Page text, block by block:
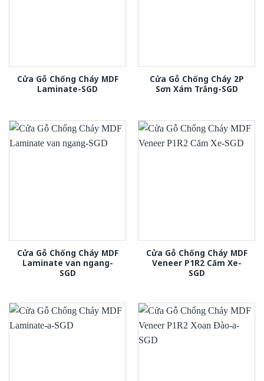
Cửa Gỗ Chống Cháy MDF
Laminate-SGD
Cửa Gỗ Chống Cháy 2P
Sơn Xám Trắng-SGD
Cửa Gỗ Chống Cháy MDF
Laminate van ngang-
SGD
Cửa Gỗ Chống Cháy MDF
Veneer P1R2 Căm Xe-
SGD